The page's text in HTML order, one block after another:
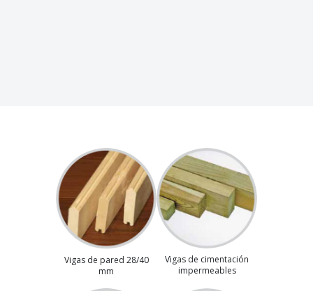
Vigas de pared 28/40
mm
Vigas de cimentación
impermeables